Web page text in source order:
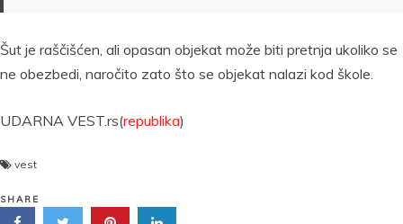
Šut je raščišćen, ali opasan objekat može biti pretnja ukoliko se
ne obezbedi, naročito zato što se objekat nalazi kod škole.
UDARNA VEST.rs(republika)
vest
SHARE